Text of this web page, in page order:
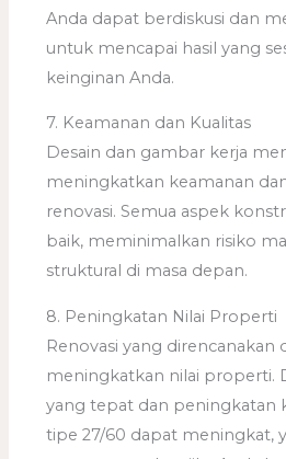
Anda dapat berdiskusi dan
untuk mencapai hasil yang
keinginan Anda.
7. Keamanan dan Kualitas
Desain dan gambar kerja
meningkatkan keamanan
renovasi. Semua aspek
baik, meminimalkan risiko
struktural di masa depan.
8. Peningkatan Nilai Properti
Renovasi yang direncanakan
meningkatkan nilai properti.
yang tepat dan peningkatan
tipe 27/60 dapat meningkat,